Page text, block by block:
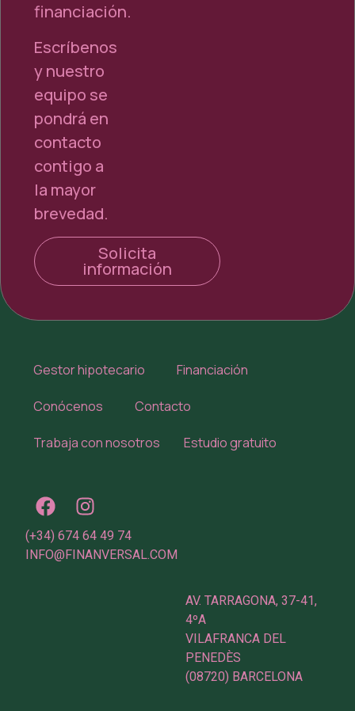
financiación.
Escríbenos
y nuestro
equipo se
pondrá en
contacto
contigo a
la mayor
brevedad.
Solicita
información
Gestor hipotecario Financiación
Conócenos Contacto
Trabaja con nosotros Estudio gratuito
(+34) 674 64 49 74
INFO@FINANVERSAL.COM
AV. TARRAGONA, 37-41,
4ºA
VILAFRANCA DEL
PENEDÈS
(08720) BARCELONA